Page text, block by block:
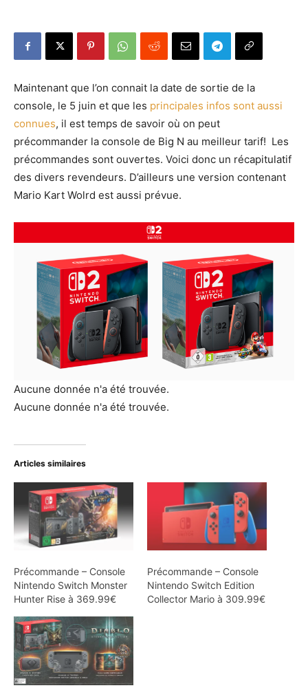
Maintenant que l’on connait la date de sortie de la
console, le 5 juin et que les principales infos sont aussi
connues, il est temps de savoir où on peut
précommander la console de Big N au meilleur tarif! Les
précommandes sont ouvertes. Voici donc un récapitulatif
des divers revendeurs. D’ailleurs une version contenant
Mario Kart Wolrd est aussi prévue.
Aucune donnée n'a été trouvée.
Aucune donnée n'a été trouvée.
Articles similaires
Précommande – Console
Nintendo Switch Monster
Hunter Rise à 369.99€
Précommande – Console
Nintendo Switch Edition
Collector Mario à 309.99€